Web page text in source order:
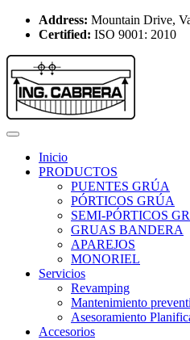
Address: Mountain Drive,
Certified: ISO 9001: 2010
Inicio
PRODUCTOS
PUENTES GRÚA
PÓRTICOS GRÚA
SEMI-PÓRTICOS
GRUAS BANDERA
APAREJOS
MONORIEL
Servicios
Revamping
Mantenimiento
Asesoramiento
Accesorios